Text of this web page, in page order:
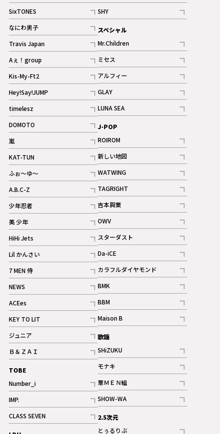
記事
ギャラリー
SixTONES
記事
ギャラリー
なにわ男子
記事
Travis Japan
記事
Aぇ！group
記事
Kis-My-Ft2
記事
ギャラリー
Hey!Say!JUMP
記事
timelesz
記事
DOMOTO
記事
嵐
記事
KAT-TUN
記事
ふぉ～ゆ～
記事
A.B.C-Z
記事
ギャラリー
少年忍者
記事
美 少年
記事
HiHi Jets
記事
Lil かんさい
記事
7 MEN 侍
記事
NEWS
記事
ACEes
記事
KEY TO LIT
記事
ジュニア
記事
Ｂ＆ＺＡＩ
記事
TOBE
Number_i
記事
IMP.
記事
CLASS SEVEN
記事
記事
SHY
記事
スペシャル
Mr.Children
記事
ミセス
記事
アルフィー
記事
GLAY
記事
LUNA SEA
記事
J-POP
ROIROM
記事
新しい地図
記事
WATWING
記事
TAGRIGHT
記事
吉本興業
記事
OWV
記事
ギャラリー
スターダスト
記事
Da-iCE
記事
カラフルダイヤモンド
記事
BMK
記事
BBM
記事
ギャラリー
Maison B
記事
歌謡
SHiZUKU
記事
モナキ
記事
華ＭＥＮ組
記事
SHOW-WA
記事
2.5次元
とぅるりぶ